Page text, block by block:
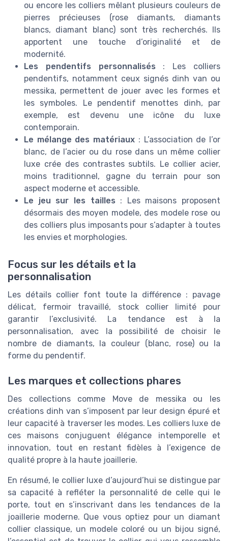
ou encore les colliers mêlant plusieurs couleurs de
pierres précieuses (rose diamants, diamants
blancs, diamant blanc) sont très recherchés. Ils
apportent une touche d’originalité et de
modernité.
Les pendentifs personnalisés : Les colliers
pendentifs, notamment ceux signés dinh van ou
messika, permettent de jouer avec les formes et
les symboles. Le pendentif menottes dinh, par
exemple, est devenu une icône du luxe
contemporain.
Le mélange des matériaux : L’association de l’or
blanc, de l’acier ou du rose dans un même collier
luxe crée des contrastes subtils. Le collier acier,
moins traditionnel, gagne du terrain pour son
aspect moderne et accessible.
Le jeu sur les tailles : Les maisons proposent
désormais des moyen modele, des modele rose ou
des colliers plus imposants pour s’adapter à toutes
les envies et morphologies.
Focus sur les détails et la
personnalisation
Les détails collier font toute la différence : pavage
délicat, fermoir travaillé, stock collier limité pour
garantir l’exclusivité. La tendance est à la
personnalisation, avec la possibilité de choisir le
nombre de diamants, la couleur (blanc, rose) ou la
forme du pendentif.
Les marques et collections phares
Des collections comme Move de messika ou les
créations dinh van s’imposent par leur design épuré et
leur capacité à traverser les modes. Les colliers luxe de
ces maisons conjuguent élégance intemporelle et
innovation, tout en restant fidèles à l’exigence de
qualité propre à la haute joaillerie.
En résumé, le collier luxe d’aujourd’hui se distingue par
sa capacité à refléter la personnalité de celle qui le
porte, tout en s’inscrivant dans les tendances de la
joaillerie moderne. Que vous optiez pour un diamant
collier classique, un modele coloré ou un bijou signé,